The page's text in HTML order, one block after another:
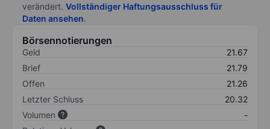
verändert. Vollständiger Haftungsausschluss für
Daten ansehen.
Börsennotierungen
Geld
21.67
Brief
21.79
Offen
21.26
Letzter Schluss
20.32
Volumen
-